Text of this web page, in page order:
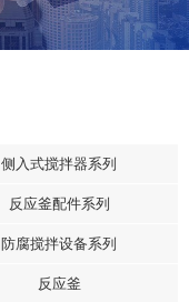
侧入式搅拌器系列
反应釜配件系列
防腐搅拌设备系列
反应釜